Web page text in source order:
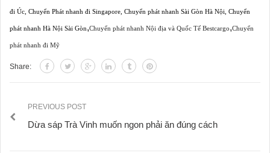
đi Úc Chuyển Phát nhanh đi Singapore Chuyển phát nhanh Sài Gòn Hà Nội Chuyển
phát nhanh Hà Nội Sài Gòn,Chuyển phát nhanh Nội địa và Quốc Tế Bestcargo,Chuyển
phát nhanh đi Mỹ
Share:
PREVIOUS POST
Dừa sáp Trà Vinh muốn ngon phải ăn đúng cách